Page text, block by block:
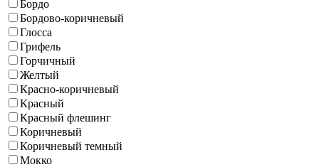
Бордо
Бордово-коричневый
Глосса
Грифель
Горчичный
Желтый
Красно-коричневый
Красный
Красный флешинг
Коричневый
Коричневый темный
Мокко